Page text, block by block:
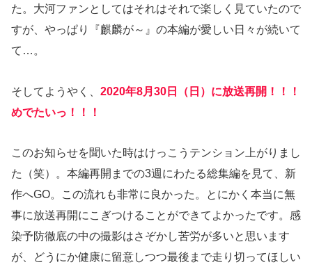
た。大河ファンとしてはそれはそれで楽しく見ていたので
すが、やっぱり『麒麟が～』の本編が愛しい日々が続いて
て…。
そしてようやく、 2020年8月30日（日）に放送再開！！！
めでたいっ！！！
このお知らせを聞いた時はけっこうテンション上がりまし
た（笑）。本編再開までの3週にわたる総集編を見て、新
作へGO。この流れも非常に良かった。とにかく本当に無
事に放送再開にこぎつけることができてよかったです。感
染予防徹底の中の撮影はさぞかし苦労が多いと思います
が、どうにか健康に留意しつつ最後まで走り切ってほしい